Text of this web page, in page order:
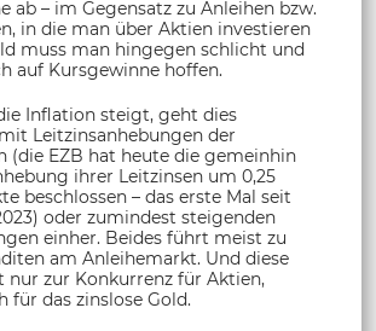
ab – im Gegensatz zu Anleihen bzw.
in die man über Aktien investieren
muss man hingegen schlicht und
auf Kursgewinne hoffen.
Inflation steigt, geht dies
Leitzinsanhebungen der
(die EZB hat heute die gemeinhin
ihrer Leitzinsen um 0,25
beschlossen – das erste Mal seit
oder zumindest steigenden
einher. Beides führt meist zu
am Anleihemarkt. Und diese
nur zur Konkurrenz für Aktien,
für das zinslose Gold.